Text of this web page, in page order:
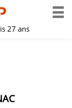
27 ans